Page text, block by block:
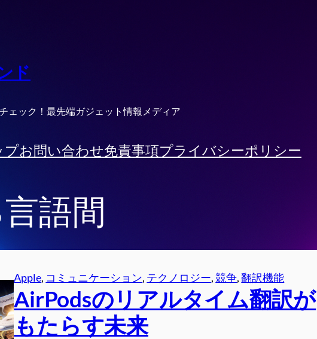
ド
ェック！最先端ガジェット情報メディア
プお問い合わせ免責事項プライバシーポリシー
語間
Apple, コミュニケーション, テクノロジー, 競争, 翻訳機能
AirPodsのリアルタイム翻訳が
もたらす未来